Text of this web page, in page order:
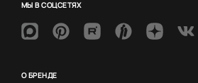
МЫ В СОЦСЕТЯХ
О БРЕНДЕ